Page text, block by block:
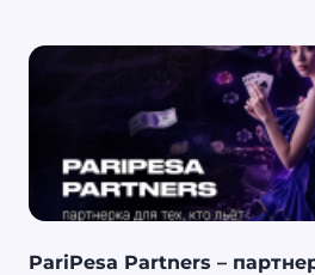
PariPesa Partners –